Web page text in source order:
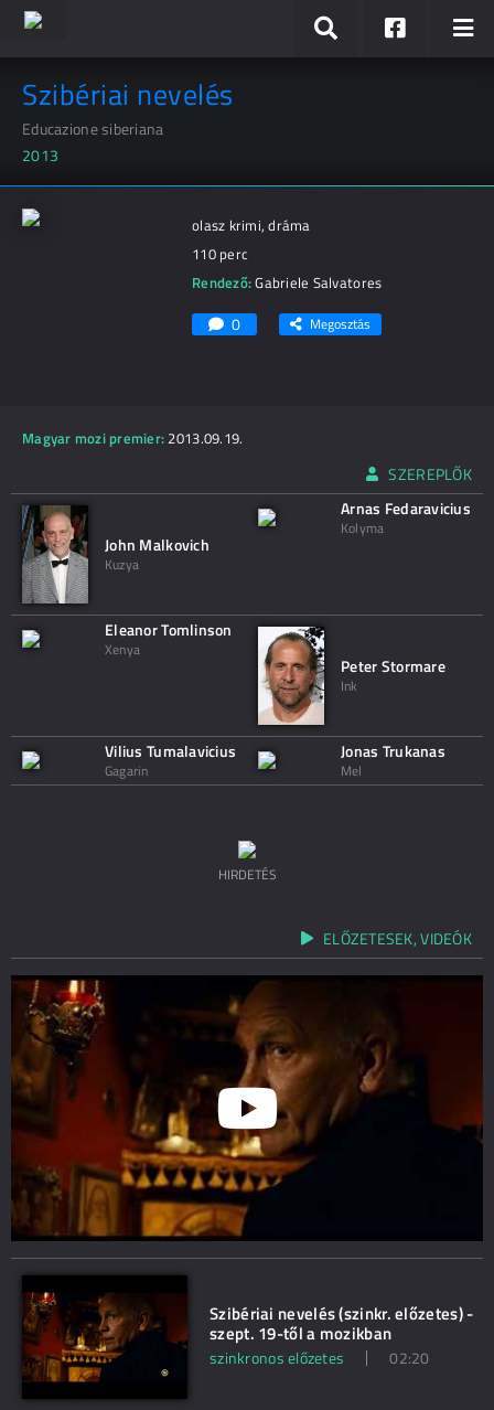
Szibériai nevelés
Educazione siberiana
2013
olasz krimi, dráma
110 perc
Rendező:Gabriele Salvatores
0 Megosztás
Magyar mozi premier: 2013.09.19.
SZEREPLŐK
John Malkovich
Kuzya
Arnas Fedaravicius
Kolyma
Eleanor Tomlinson
Xenya
Peter Stormare
Ink
Vilius Tumalavicius
Gagarin
Jonas Trukanas
Mel
HIRDETÉS
ELŐZETESEK, VIDEÓK
Szibériai nevelés (szinkr. előzetes) -
szept. 19-től a mozikban
szinkronos előzetes 02:20